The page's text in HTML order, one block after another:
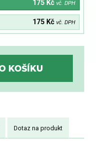
175 Kč vč. DPH
175 Kč vč. DPH
Dotaz na produkt